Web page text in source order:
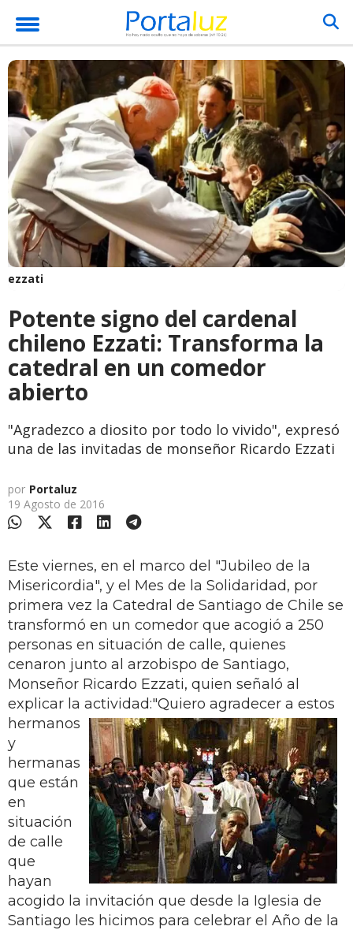
ezzati
Potente signo del cardenal
chileno Ezzati: Transforma la
catedral en un comedor
abierto
"Agradezco a diosito por todo lo vivido", expresó
una de las invitadas de monseñor Ricardo Ezzati
por Portaluz
19 Agosto de 2016
Este viernes, en el marco del "Jubileo de la
Misericordia", y el Mes de la Solidaridad, por
primera vez la Catedral de Santiago de Chile se
transformó en un comedor que acogió a 250
personas en situación de calle, quienes
cenaron junto al arzobispo de Santiago,
Monseñor Ricardo Ezzati, quien señaló al
explicar la actividad:"Quiero agradecer a estos
hermanos
y
hermanas
que están
en
situación
de calle
que
hayan
acogido la invitación que desde la Iglesia de
Santiago les hicimos para celebrar el Año de la